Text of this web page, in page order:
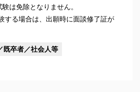
は免除となりません。
する場合は、出願時に面談修了証が
既卒者／社会人等